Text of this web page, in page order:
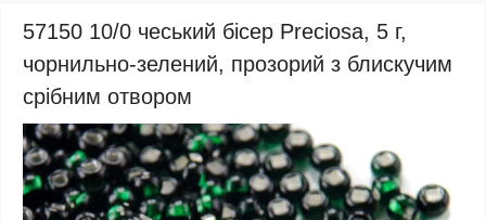
57150 10/0 чеський бісер Preciosa, 5 г,
чорнильно-зелений, прозорий з блискучим
срібним отвором